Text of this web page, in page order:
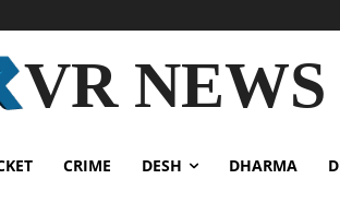
VR
CRIME DESH DHARMA